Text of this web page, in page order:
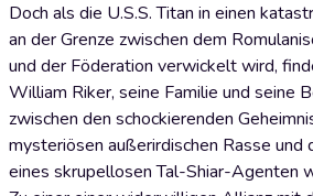
Doch als die U.S.S. Titan in einen
an der Grenze zwischen dem
und der Föderation verwickelt wird,
William Riker, seine Familie und seine
zwischen den schockierenden
mysteriösen außerirdischen Rasse und
eines skrupellosen Tal-Shiar-Agenten